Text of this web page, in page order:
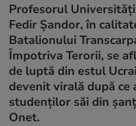
Profesorul
Fedir Șandor, în
Batalionului
Împotriva Terorii, se
de luptă din estul
devenit virală după
studenților săi din
Onet.